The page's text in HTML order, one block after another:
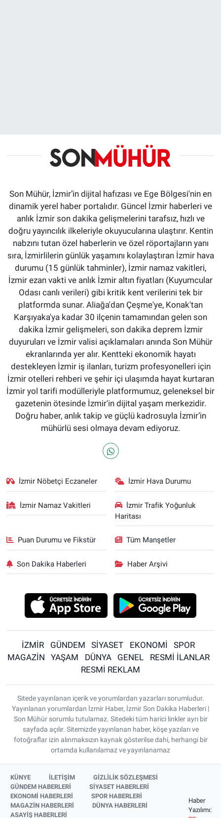
Son Mühür, İzmir’in dijital hafızası ve Ege Bölgesi'nin en
dinamik yerel haber portalıdır. Güncel İzmir haberleri ve
anlık İzmir son dakika gelişmelerini tarafsız, hızlı ve
doğru yayıncılık ilkeleriyle okuyucularına ulaştırır. Kentin
nabzını tutan özel haberlerin ve özel röportajların yanı
sıra, İzmirlilerin günlük yaşamını kolaylaştıran İzmir hava
durumu (15 günlük tahminler), İzmir namaz vakitleri,
İzmir ezan vakti ve anlık İzmir altın fiyatları (Kuyumcular
Odası canlı verileri) gibi kritik kent verilerini tek bir
platformda sunar. Aliağa'dan Çeşme'ye, Konak'tan
Karşıyaka'ya kadar 30 ilçenin tamamından gelen son
dakika İzmir gelişmeleri, son dakika deprem İzmir
duyuruları ve İzmir valisi açıklamaları anında Son Mühür
ekranlarında yer alır. Kentteki ekonomik hayatı
destekleyen İzmir iş ilanları, turizm profesyonelleri için
İzmir otelleri rehberi ve şehir içi ulaşımda hayat kurtaran
İzmir yol tarifi modülleriyle platformumuz, geleneksel bir
gazetenin ötesinde İzmir'in dijital yaşam merkezidir.
Doğru haber, anlık takip ve güçlü kadrosuyla İzmir’in
mühürlü sesi olmaya devam ediyoruz.
İzmir Nöbetçi Eczaneler İzmir Hava Durumu
İzmir Namaz Vakitleri
İzmir Trafik Yoğunluk
Haritası
Puan Durumu ve Fikstür Tüm Manşetler
Son Dakika Haberleri Haber Arşivi
İZMİR GÜNDEM SİYASET EKONOMİ
SPOR
MAGAZİN
YAŞAM DÜNYA GENEL
RESMİ İLANLAR
RESMİ REKLAM
Sitede yayınlanan içerik ve yorumlardan yazarları sorumludur.
Yayınlanan yorumlardan İzmir Haber, İzmir Son Dakika Haberleri |
Son Mühür sorumlu tutulamaz. Sitedeki tüm harici linkler ayrı bir
sayfada açılır. Sitemizde yayınlanan haber, köşe yazıları ve
fotoğraflar izin alınmaksızın kaynak gösterilse dahi, herhangi bir
ortamda kullanılamaz ve yayınlanamaz
KÜNYE İLETİŞİM
GİZLİLİK SÖZLEŞMESİ
GÜNDEM HABERLERİ
SİYASET HABERLERİ
EKONOMİ HABERLERİ
SPOR HABERLERİ
MAGAZİN HABERLERİ
DÜNYA HABERLERİ
ASAYİŞ HABERLERİ
Haber
Yazılımı: